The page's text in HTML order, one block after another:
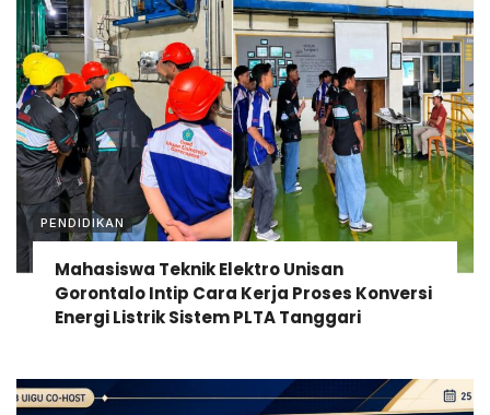
PENDIDIKAN
Mahasiswa Teknik Elektro Unisan
Gorontalo Intip Cara Kerja Proses Konversi
Energi Listrik Sistem PLTA Tanggari